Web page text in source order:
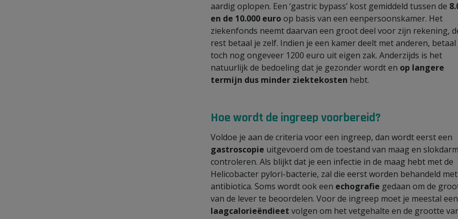
aardig oplopen. Een ‘gastric bypass’ kost gemiddeld tussen de
en de 10.000 euroop basis van een eenpersoonskamer. Het
ziekenfonds neemt daarvan een groot deel voor zijn rekening,
rest betaal je zelf. Indien je een kamer deelt met anderen, betaal
toch nog ongeveer 1200 euro uit eigen zak. Anderzijds is het
natuurlijk de bedoeling dat je gezonder wordt en op langere
termijn dus minder ziektekosten hebt.
Hoe wordt de ingreep voorbereid?
Voldoe je aan de criteria voor een ingreep, dan wordt eerst een
gastroscopie uitgevoerd om de toestand van maag en
controleren. Als blijkt dat je een infectie in de maag hebt met de
Helicobacter pylori-bacterie, zal die eerst worden behandeld met
antibiotica. Soms wordt ook een echografie gedaan om de
van de lever te beoordelen. Voor de ingreep moet je meestal een
laagcalorieëndieet volgen om het vetgehalte en de grootte